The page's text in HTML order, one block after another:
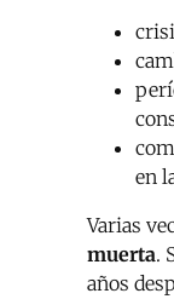
en
Varias
muerta.
años